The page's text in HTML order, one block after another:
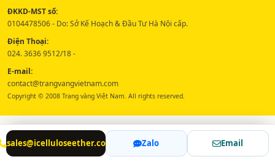
sales@icelluloseether.com Zalo Email
ĐKKD-MST số:
0104478506 - Do: Sở Kế Hoạch & Đầu Tư Hà Nội cấp.
Điện Thoại:
024. 3636 9512/18 -
E-mail:
contact@trangvangvietnam.com
Copyright © 2008 Trang vàng Việt Nam. All rights reserved.